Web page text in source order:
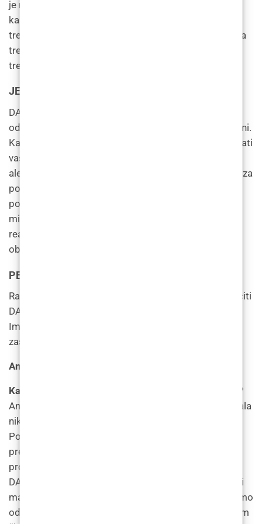
je najbolje zakazati konzultacije sa svojim injektorom
kako biste utvrdili koliko jedinica očekuje da ćete
trebati. Moći će razgovarati o tome koliko će vremena
trebati da se vide rezultati i hoćete li trebati više
tretmana da postignete željeni ishod.
JE LI DAXXIFY® SIGURAN ZA SVE?
DAXXIFY® općenito se smatra sigurnim za zdrave
odrasle osobe. Nije prikladno za djecu ili ako ste trudni.
Kada budete imali konzultacije, vaš liječnik će pogledati
vašu povijest bolesti i pitati vas o eventualnim
alergijama kako bi bio siguran da ste dobar kandidat za
postupak. Kao i kod svakog postupka, postoje neki
potencijalni rizici i komplikacije, uključujući slabost
mišića, zamagljen vid i spuštene kapke. Alergijske
reakcije su rijetke, ali moguće, a vaš liječnik će biti
obučen da odgovori na njih ako se dogode.
PERSPEKTIVA PACIJENATA
Razgovarali smo s dva pacijenta koji su odlučili uključiti
DAXXIFY® kao dio svojih tretmana pomlađivanja.
Imena i lokacije ovih pacijenata izmijenjeni su radi
zaštite njihove privatnosti.
Anna, 37, Los Angele
Kakvo je bilo vaše iskustvo s injekcijom DAXXIFY®?
Anna: Prije nego što sam otišla na tretman nisam imala
nikakvih promjena, tako da mi je sve bilo novo.
Posavjetovala sam se s dermatologom kojeg su
preporučili moji prijatelji i u početku nisam znala koji
proizvod želim – nisam išla posebno tražeći
DAXXIFY®. Moj je liječnik raspravljao o prednostima i
manama različitih injekcija protiv starenja. Zajedno smo
odlučili da bi dugotrajniji rezultati više odgovarali mom